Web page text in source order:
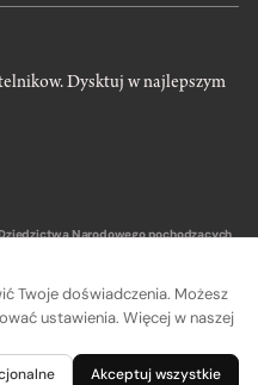
Dysktuj w najlepszym
Narodowego pochodzących
Twoje doświadczenia. Możesz
ustawienia. Więcej w naszej
Akceptuj wszystkie